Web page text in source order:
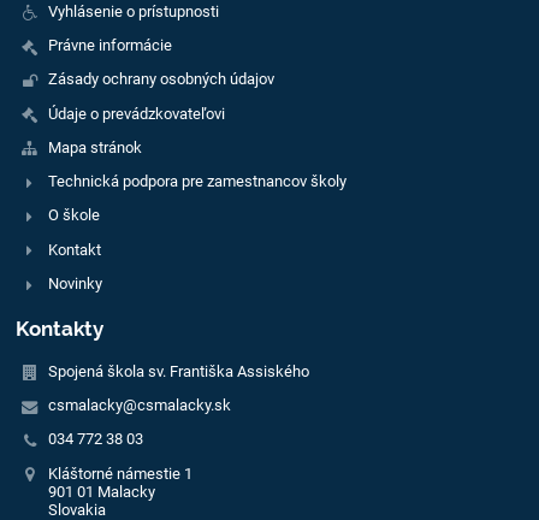
Vyhlásenie o prístupnosti
Právne informácie
Zásady ochrany osobných údajov
Údaje o prevádzkovateľovi
Mapa stránok
Technická podpora pre zamestnancov školy
O škole
Kontakt
Novinky
Kontakty
Spojená škola sv. Františka Assiského
csmalacky@csmalacky.sk
034 772 38 03
Kláštorné námestie 1
901 01 Malacky
Slovakia